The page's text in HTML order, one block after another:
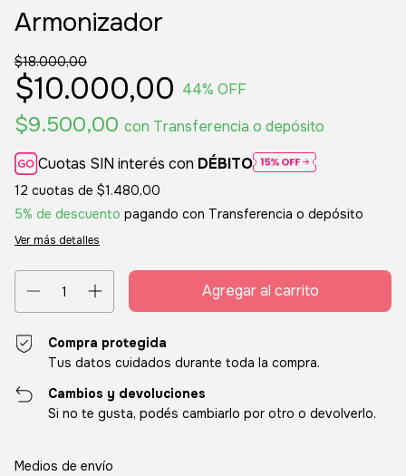
Armonizador
$18.000,00
$10.000,00 44% OFF
$9.500,00 con Transferencia o depósito
Cuotas SIN interés con DÉBITO
12 cuotas de $1.480,00
5% de descuento pagando con Transferencia o depósito
Ver más detalles
Compra protegida
Tus datos cuidados durante toda la compra.
Cambios y devoluciones
Si no te gusta, podés cambiarlo por otro o devolverlo.
Entregas para el CP:
Medios de envío